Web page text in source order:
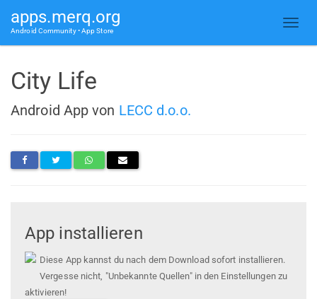
apps.merq.org
Android Community • App Store
City Life
Android App von LECC d.o.o.
App installieren
Diese App kannst du nach dem Download sofort installieren.
Vergesse nicht, "Unbekannte Quellen" in den Einstellungen zu
aktivieren!